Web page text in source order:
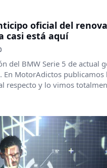
oficial del
casi está aquí
del BMW Serie 5 de actual
En MotorAdictos publicamos
respecto y lo vimos